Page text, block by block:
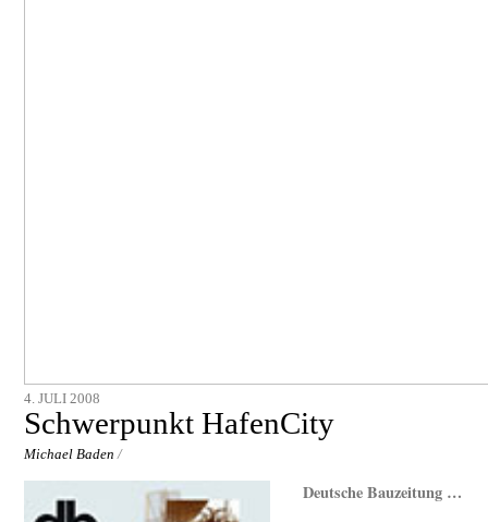
4. JULI 2008
Schwerpunkt HafenCity
Michael Baden /
Deutsche Bauzeitung …